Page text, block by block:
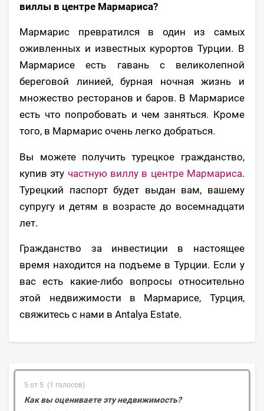
виллы в центре Мармариса?
Мармарис превратился в один из самых
оживленных и известных курортов Турции. В
Мармарисе есть гавань с великолепной
береговой линией, бурная ночная жизнь и
множество ресторанов и баров. В Мармарисе
есть что попробовать и чем заняться. Кроме
того, в Мармарис очень легко добраться.
Вы можете получить турецкое гражданство,
купив эту частную виллу в центре Мармариса.
Турецкий паспорт будет выдан вам, вашему
супругу и детям в возрасте до восемнадцати
лет.
Гражданство за инвестиции в настоящее
время находится на подъеме в Турции. Если у
вас есть какие-либо вопросы относительно
этой недвижимости в Мармарисе, Турция,
свяжитесь с нами в Antalya Estate.
5 от 5 (1 голосов)
Как вы оцениваете эту недвижимость?